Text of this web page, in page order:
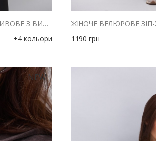
ЖІНОЧЕ ВЕЛЮРОВЕ ЗІП-ХУДІ СЛИВОВЕ З ВИШИВКОЮ THE PICKLEBALL CLUB
+4 кольори
1190 грн
NEW